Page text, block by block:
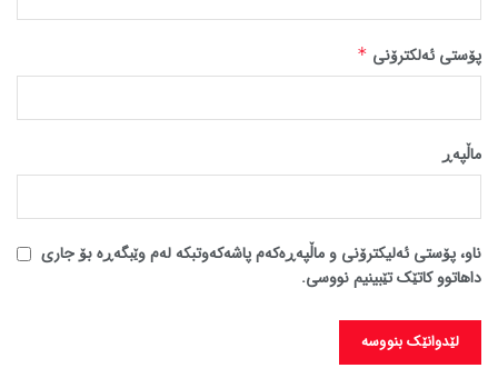
پۆستی ئەلکترۆنی *
ماڵپه‌ڕ
ناو، پۆستی ئەلیکترۆنی و ماڵپەڕەکەم پاشەکەوتبکە لەم وێبگەڕە بۆ جاری
داهاتوو کاتێک تێبینیم نووسی.